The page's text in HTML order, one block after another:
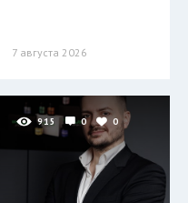
7 августа 2026
915 0 0